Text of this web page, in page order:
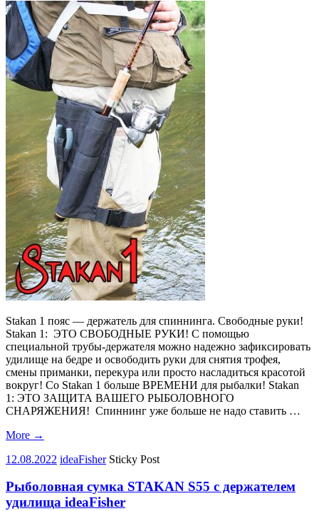
Stakan 1 пояс — держатель для спиннинга. Свободные руки!
Stakan 1: ЭТО СВОБОДНЫЕ РУКИ! С помощью
специальной трубы-держателя можно надежно зафиксировать
удилище на бедре и освободить руки для снятия трофея,
смены приманки, перекура или просто насладиться красотой
вокруг! Со Stakan 1 больше ВРЕМЕНИ для рыбалки! Stakan
1: ЭТО ЗАЩИТА ВАШЕГО РЫБОЛОВНОГО
СНАРЯЖЕНИЯ! Спиннинг уже больше не надо ставить …
More →
12.08.2022 ideaFisher Sticky Post
Рыболовная сумка STAKAN S55 с держателем
удилища ideaFisher